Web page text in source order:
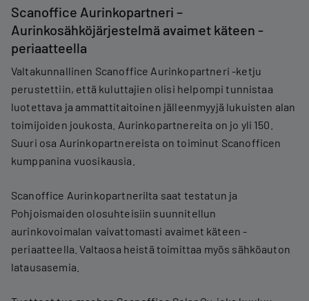
Scanoffice Aurinkopartneri –
Aurinkosähköjärjestelmä avaimet käteen -
periaatteella
Valtakunnallinen Scanoffice Aurinkopartneri -ketju
perustettiin, että kuluttajien olisi helpompi tunnistaa
luotettava ja ammattitaitoinen jälleenmyyjä lukuisten alan
toimijoiden joukosta. Aurinkopartnereita on jo yli 150.
Suuri osa Aurinkopartnereista on toiminut Scanofficen
kumppanina vuosikausia.
Scanoffice Aurinkopartnerilta saat testatun ja
Pohjoismaiden olosuhteisiin suunnitellun
aurinkovoimalan vaivattomasti avaimet käteen -
periaatteella. Valtaosa heistä toimittaa myös sähköauton
latausasemia.